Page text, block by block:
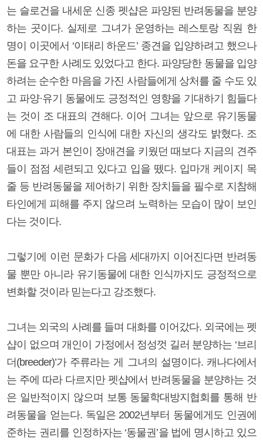
는 슬로건을 내세운 신종 펫샵은 파양된 반려동물을 분양
하는 곳이다. 실제로 그녀가 운영하는 레스토랑 직원 한
명이 이곳에서 ‘이태리 하운드’ 종견을 입양하려고 했으나
돈을 요구한 사례도 있었다고 한다. 파양당한 동물을 입양
하려는 순수한 마음을 가진 사람들에게 상처를 줄 수도 있
고 파양·유기 동물에도 긍정적인 영향을 기대하기 힘들다
는 것이 조 대표의 견해다. 이어 그녀는 앞으로 유기동물
에 대한 사람들의 인식에 대한 자신의 생각도 밝혔다. 조
대표는 과거 본인이 장애견을 키웠던 때보다 지금의 견주
들이 점점 세련되고 있다고 입을 뗐다. 입마개 케이지 목
줄 등 반려동물을 제어하기 위한 장치들을 필수로 지참해
타인에게 피해를 주지 않으려 노력하는 모습이 많이 보인
다는 것이다.
그렇기에 이런 문화가 다음 세대까지 이어진다면 반려동
물 뿐만 아니라 유기동물에 대한 인식까지도 긍정적으로
변화할 것이라 믿는다고 강조했다.
그녀는 외국의 사례를 들며 대화를 이어갔다. 외국에는 펫
샵이 없으며 개인이 가정에서 정성껏 길러 분양하는 ‘브리
더(breeder)’가 주류라는 게 그녀의 설명이다. 캐나다에서
는 주에 따라 다르지만 펫샵에서 반려동물을 분양하는 것
은 일반적이지 않으며 보통 동물학대방지협회를 통해 반
려동물을 얻는다. 독일은 2002년부터 동물에게도 인권에
준하는 권리를 인정하자는 ‘동물권’을 법에 명시하고 있으